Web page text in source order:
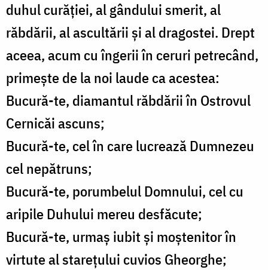
duhul curăției, al gândului smerit, al
răbdării, al ascultării și al dragostei. Drept
aceea, acum cu îngerii în ceruri petrecând,
primește de la noi laude ca acestea:
Bucură-te, diamantul răbdării în Ostrovul
Cernicăi ascuns;
Bucură-te, cel în care lucrează Dumnezeu
cel nepătruns;
Bucură-te, porumbelul Domnului, cel cu
aripile Duhului mereu desfăcute;
Bucură-te, urmaș iubit și moștenitor în
virtute al starețului cuvios Gheorghe;